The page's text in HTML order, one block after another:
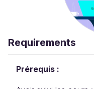
Requirements
Prérequis :